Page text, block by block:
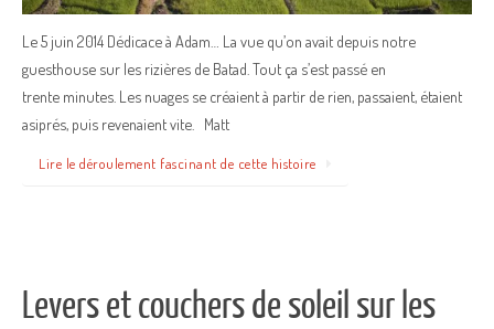
Le 5 juin 2014 Dédicace à Adam… La vue qu’on avait depuis notre
guesthouse sur les rizières de Batad. Tout ça s’est passé en
trente minutes. Les nuages se créaient à partir de rien, passaient, étaient
asiprés, puis revenaient vite. Matt
Lire le déroulement fascinant de cette histoire
Levers et couchers de soleil sur les